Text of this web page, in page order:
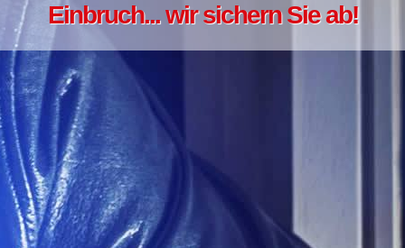
Einbruch... wir sichern Sie ab!